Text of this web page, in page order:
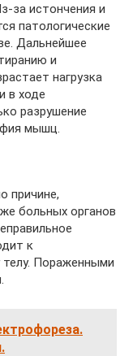
за истончения и
патологические
Дальнейшее
и
нагрузка
в ходе
разрушение
мышц.
причине,
больных органов
к
Пораженными